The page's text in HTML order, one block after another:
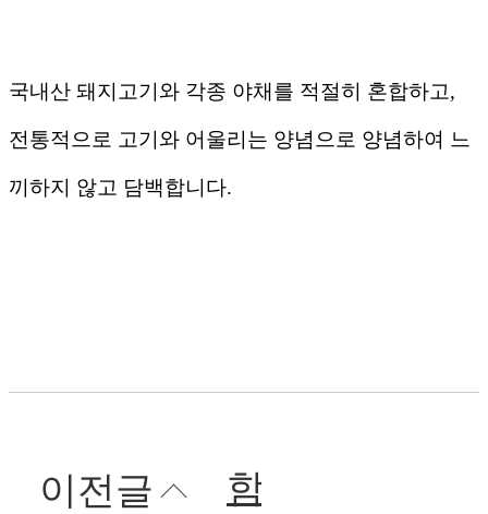
국내산 돼지고기와 각종 야채를 적절히 혼합하고,
전통적으로 고기와 어울리는 양념으로 양념하여 느
끼하지 않고 담백합니다.
이전글